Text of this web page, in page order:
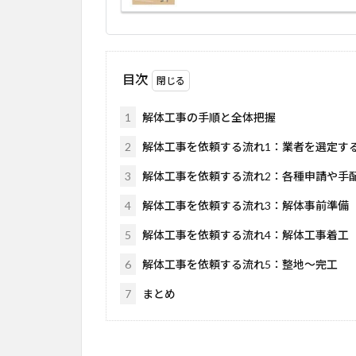
目次
1 解体工事の手順と全体把握
2 解体工事を依頼する流れ1：業者を選定す
3 解体工事を依頼する流れ2：各種申請や手
4 解体工事を依頼する流れ3：解体事前準備
5 解体工事を依頼する流れ4：解体工事着工
6 解体工事を依頼する流れ5：整地～完工
7 まとめ